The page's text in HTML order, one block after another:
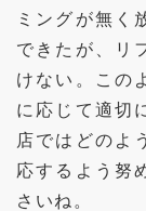
ミングが無く
できたが、リ
けない。この
に応じて適切
店ではどのよ
応するよう努
さいね。